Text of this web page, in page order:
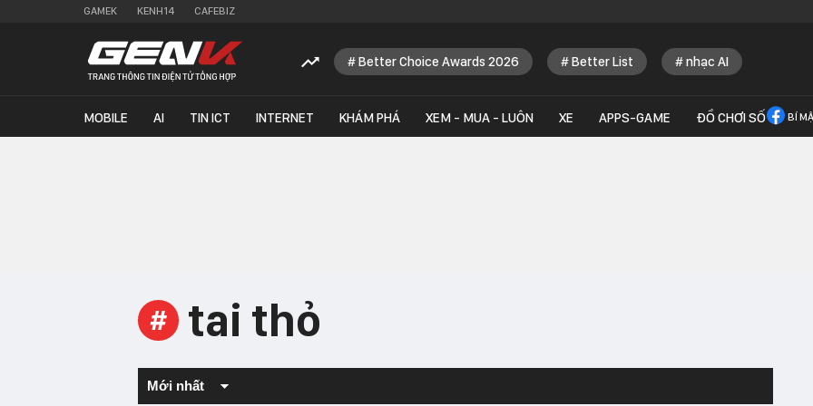
GAMEK KENH14 CAFEBIZ
Better Choice Awards 2026 Better List nhạc AI
MOBILE AI TIN ICT INTERNET KHÁM PHÁ XEM - MUA - LUÔN XE APPS-GAME ĐỒ CHƠI SỐ BÍ
# tai thỏ
Mới nhất